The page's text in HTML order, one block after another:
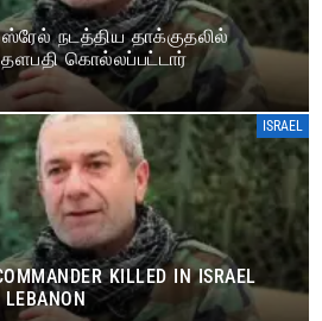
நடத்திய தாக்குதலில்
கொல்லப்பட்டார்
ISRAEL
KILLED IN ISRAEL